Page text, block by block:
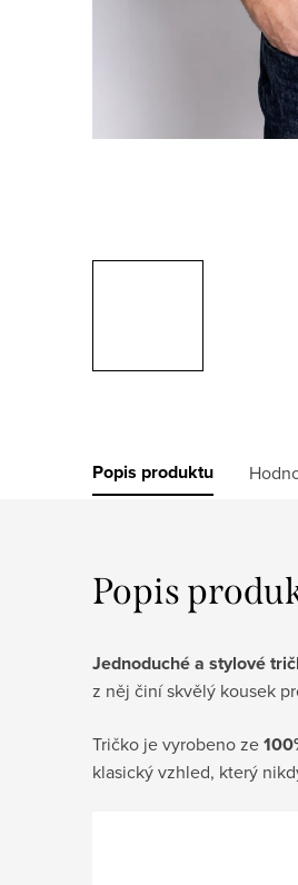
Popis produktu
Popis
Jednoduché a stylové
z něj činí skvělý kousek
Tričko je vyrobeno ze
klasický vzhled, který